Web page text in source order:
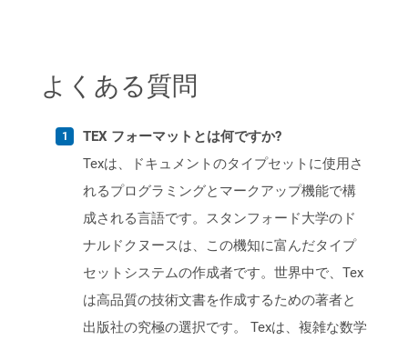
よくある質問
TEX フォーマットとは何ですか?
Texは、ドキュメントのタイプセットに使用さ
れるプログラミングとマークアップ機能で構
成される言語です。スタンフォード大学のド
ナルドクヌースは、この機知に富んだタイプ
セットシステムの作成者です。世界中で、Tex
は高品質の技術文書を作成するための著者と
出版社の究極の選択です。 Texは、複雑な数学